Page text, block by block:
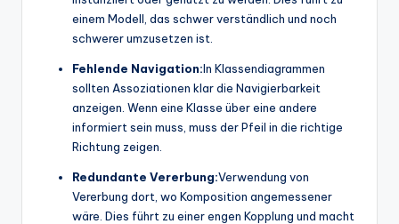
einem Modell, das schwer verständlich und noch
schwerer umzusetzen ist.
Fehlende Navigation:In Klassendiagrammen
sollten Assoziationen klar die Navigierbarkeit
anzeigen. Wenn eine Klasse über eine andere
informiert sein muss, muss der Pfeil in die richtige
Richtung zeigen.
Redundante Vererbung:Verwendung von
Vererbung dort, wo Komposition angemessener
wäre. Dies führt zu einer engen Kopplung und macht